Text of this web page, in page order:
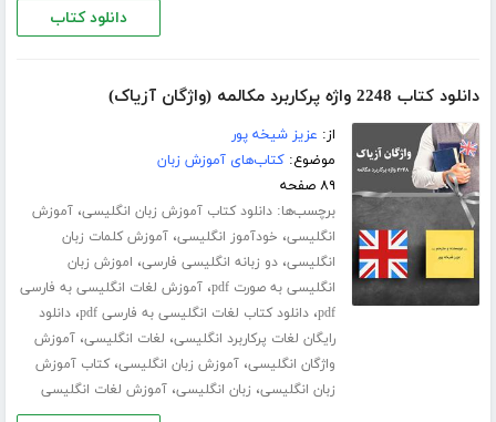
دانلود کتاب
دانلود کتاب 2248 واژه پرکاربرد مکالمه (واژگان آزیاک)
از: عزیز شیخه پور
موضوع:کتاب‌های آموزش زبان
۸۹ صفحه
برچسب‌ها:دانلود کتاب آموزش زبان انگلیسی،آموزش
انگلیسی، خودآموز انگلیسی،آموزش کلمات زبان
انگلیسی،دو زبانه انگلیسی فارسی، اموزش زبان
انگلیسی به صورت pdf
،آموزش لغات انگلیسی به فارسی
pdf،دانلود کتاب لغات انگلیسی به فارسی pdf ،دانلود
رایگان لغات پرکاربرد انگلیسی، لغات انگلیسی،آموزش
واژگان انگلیسی،آموزش زبان انگلیسی،کتاب آموزش
زبان انگلیسی، زبان انگلیسی،آموزش لغات انگلیسی